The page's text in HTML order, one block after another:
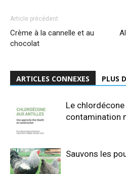
Article précédent
Crème à la cannelle et au
chocolat
ARTICLES CONNEXES PLUS
Le
contamination
Sauvons les